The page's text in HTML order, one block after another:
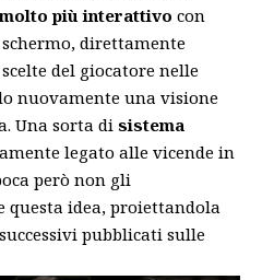
più interattivo con
direttamente
del giocatore nelle
nuovamente una visione
Una sorta di sistema
legato alle vicende in
però non gli
questa idea, proiettandola
pubblicati sulle